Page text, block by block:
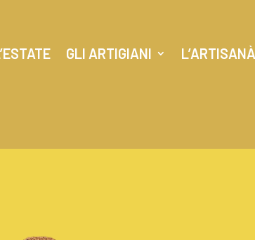
GLI ARTIGIANI L’ARTISANÀ